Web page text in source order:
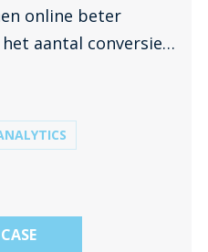
online beter
aantal conversies
van de nieuwe
zijn we
en hebben we in
gelanceerd.